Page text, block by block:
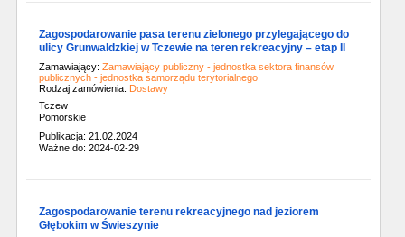
Zagospodarowanie pasa terenu zielonego przylegającego do
ulicy Grunwaldzkiej w Tczewie na teren rekreacyjny – etap II
Zamawiający: Zamawiający publiczny - jednostka sektora finansów
publicznych - jednostka samorządu terytorialnego
Rodzaj zamówienia: Dostawy
Tczew
Pomorskie
Publikacja: 21.02.2024
Ważne do: 2024-02-29
Zagospodarowanie terenu rekreacyjnego nad jeziorem
Głębokim w Świeszynie